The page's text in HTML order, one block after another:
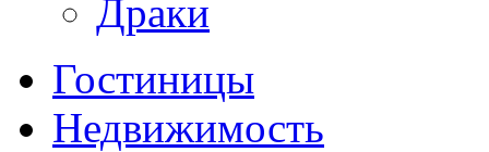
Драки
Гостиницы
Недвижимость